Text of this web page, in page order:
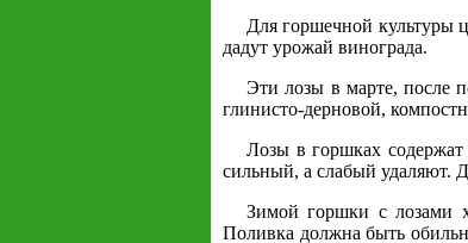
Для горшечной культуры
дадут урожай винограда.
Эти лозы в марте, после
глинисто-дерновой,
Лозы в горшках содержат
сильный, а слабый удаляют.
Зимой горшки с лозами
Поливка должна быть